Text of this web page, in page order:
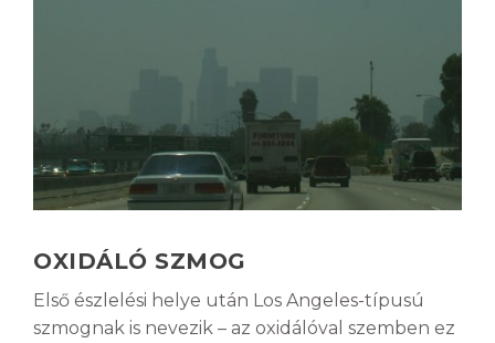
OXIDÁLÓ SZMOG
Első észlelési helye után Los Angeles-típusú
szmognak is nevezik – az oxidálóval szemben ez